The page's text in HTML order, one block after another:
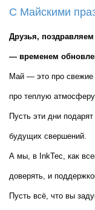
С Майскими
Друзья,
— временем
Май — это про свежие
про теплую
Пусть эти дни
будущих свершений.
А мы, в InkTec, как
доверять, и
Пусть всё, что вы